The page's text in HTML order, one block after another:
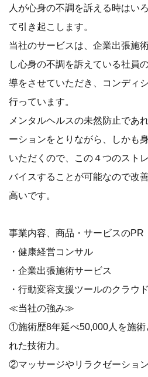
人が心身の不調を訴える時はい
て引き起こします。
当社のサービスは、企業出張施
し心身の不調を訴えている社員
導をさせていただき、コンディ
行っています。
メンタルヘルスの未然防止であ
ーションをとりながら、しかも
いただくので、この４つのスト
バイスすることが可能なので改
高いです。
事業内容、商品・サービスのPR
・健康経営コンサル
・企業出張施術サービス
・行動変容支援ツールのクラウ
≪当社の強み≫
①施術歴8年延べ50,000人を施術
れた技術力。
②マッサージやリラクゼーショ